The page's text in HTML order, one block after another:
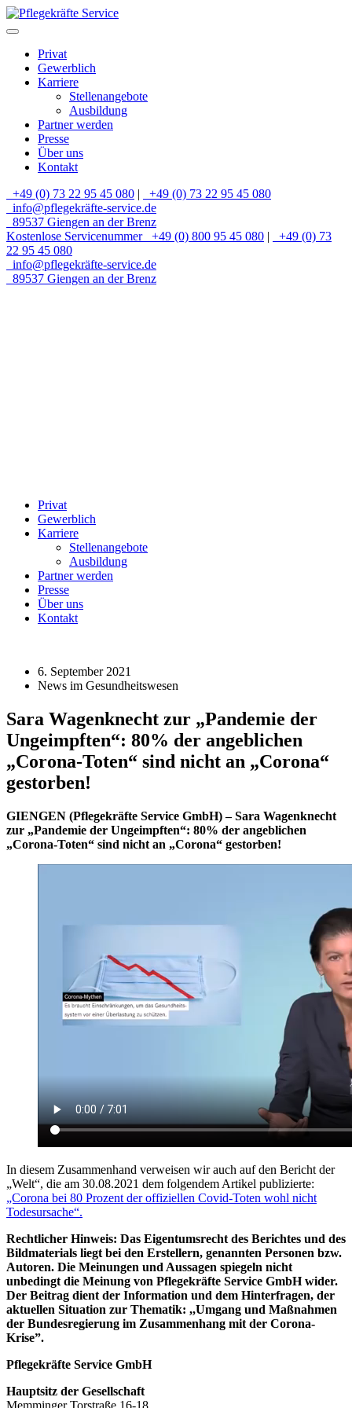
Privat
Gewerblich
Karriere
Stellenangebote
Ausbildung
Partner werden
Presse
Über uns
Kontakt
+49 (0) 73 22 95 45 080 |
+49 (0) 73 22 95 45 080
info@pflegekräfte-service.de
89537 Giengen an der Brenz
Kostenlose Servicenummer
+49 (0) 800 95 45 080 |
+49 (0) 73
22 95 45 080
info@pflegekräfte-service.de
89537 Giengen an der Brenz
Privat
Gewerblich
Karriere
Stellenangebote
Ausbildung
Partner werden
Presse
Über uns
Kontakt
6. September 2021
News im Gesundheitswesen
Sara Wagenknecht zur „Pandemie der
Ungeimpften“: 80% der angeblichen
„Corona-Toten“ sind nicht an „Corona“
gestorben!
GIENGEN (Pflegekräfte Service GmbH) –Sara Wagenknecht
zur „Pandemie der Ungeimpften“: 80% der angeblichen
„Corona-Toten“ sind nicht an „Corona“ gestorben!
In diesem Zusammenhand verweisen wir auch auf den Bericht der
„Welt“, die am 30.08.2021 dem folgendem Artikel publizierte:
„Corona bei 80 Prozent der offiziellen Covid-Toten wohl nicht
Todesursache“.
Rechtlicher Hinweis: Das Eigentumsrecht des Berichtes und des
Bildmaterials liegt bei den Erstellern, genannten Personen bzw.
Autoren. Die Meinungen und Aussagen spiegeln nicht
unbedingt die Meinung von Pflegekräfte Service GmbH wider.
Der Beitrag dient der Information und dem Hinterfragen, der
aktuellen Situation zur Thematik: ,,Umgang und Maßnahmen
der Bundesregierung im Zusammenhang mit der Corona-
Krise”.
Pflegekräfte Service GmbH
Hauptsitz der Gesellschaft